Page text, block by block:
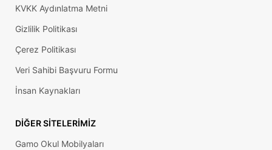
KVKK Aydınlatma Metni
Gizlilik Politikası
Çerez Politikası
Veri Sahibi Başvuru Formu
İnsan Kaynakları
DIĞER SITELERIMIZ
Gamo Okul Mobilyaları